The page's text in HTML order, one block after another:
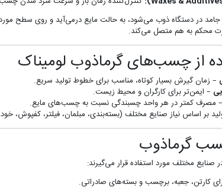
جامد در دستگاه ذوب می‌شود، به حالت مایع درمی‌آید و روی
محکم به هم متصل می‌کند.
از چسب‌های گرماذوب لومیناک
– زمان گیرش بسیار کوتاه، مناسب برای خطوط تولید سریع.
– ایمن‌تر برای کارگران و محیط زیست.
– مصرف کمتر در هر واحد چسبندگی نسبت به چسب‌های مایع.
بر اساس نیاز صنایع مختلف (بسته‌بندی، مبلمان، فیلتر، کفپوش،
گرماذوب
مختلف مورد استفاده قرار می‌گیرند:
کارتن، جعبه، برچسب و بسته‌های صادراتی.